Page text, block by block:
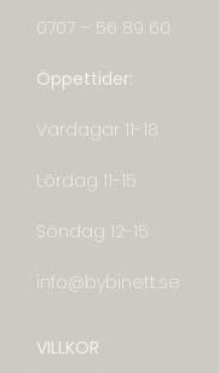
0707 – 56 89 60
Öppettider:
Vardagar 11-18
Lördag 11-15
Söndag 12-15
info@bybinett.se
VILLKOR